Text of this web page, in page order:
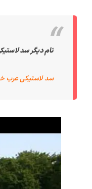
نام دیگر سد
سد لاستیکی عرب